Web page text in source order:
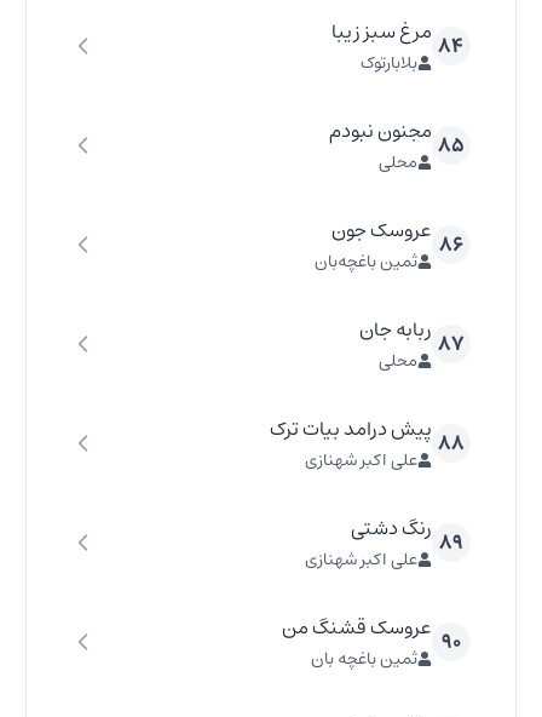
۸۴ مرغ سبز زیبا
بلابارتوک
۸۵ مجنون نبودم
محلی
۸۶ عروسک جون
ثمین باغچه‌بان
۸۷ ربابه جان
محلی
۸۸ پیش درامد بیات ترک
علی اکبر شهنازی
۸۹ رنگ دشتی
علی اکبر شهنازی
۹۰ عروسک قشنگ من
ثمین باغچه بان